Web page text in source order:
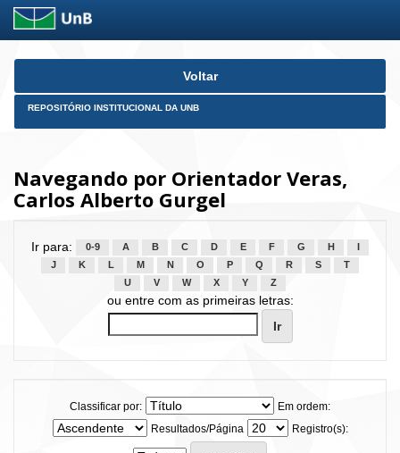
Skip
Voltar
REPOSITÓRIO INSTITUCIONAL DA UNB
Navegando por Orientador Veras,
Carlos Alberto Gurgel
Ir para: 0-9 A B C D E F G H
J
K L M N O P Q R S
T
U
V W X Y Z
ou entre com as primeiras letras:
Classificar por:
Em ordem:
Resultados/Página
Registro(s):